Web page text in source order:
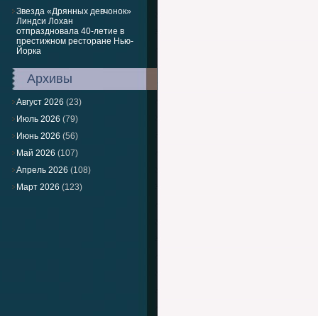
Звезда «Дрянных девчонок»
Линдси Лохан
отпраздновала 40-летие в
престижном ресторане Нью-
Йорка
Архивы
Август 2026 (23)
Июль 2026 (79)
Июнь 2026 (56)
Май 2026 (107)
Апрель 2026 (108)
Март 2026 (123)